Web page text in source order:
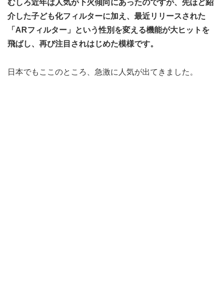
むしろ近年は人気が下火傾向にあったのですが、先ほど紹
介した子ども化フィルターに加え、最近リリースされた
「ARフィルター」という性別を変える機能が大ヒットを
飛ばし、再び注目されはじめた模様です。
日本でもここのところ、急激に人気が出てきました。